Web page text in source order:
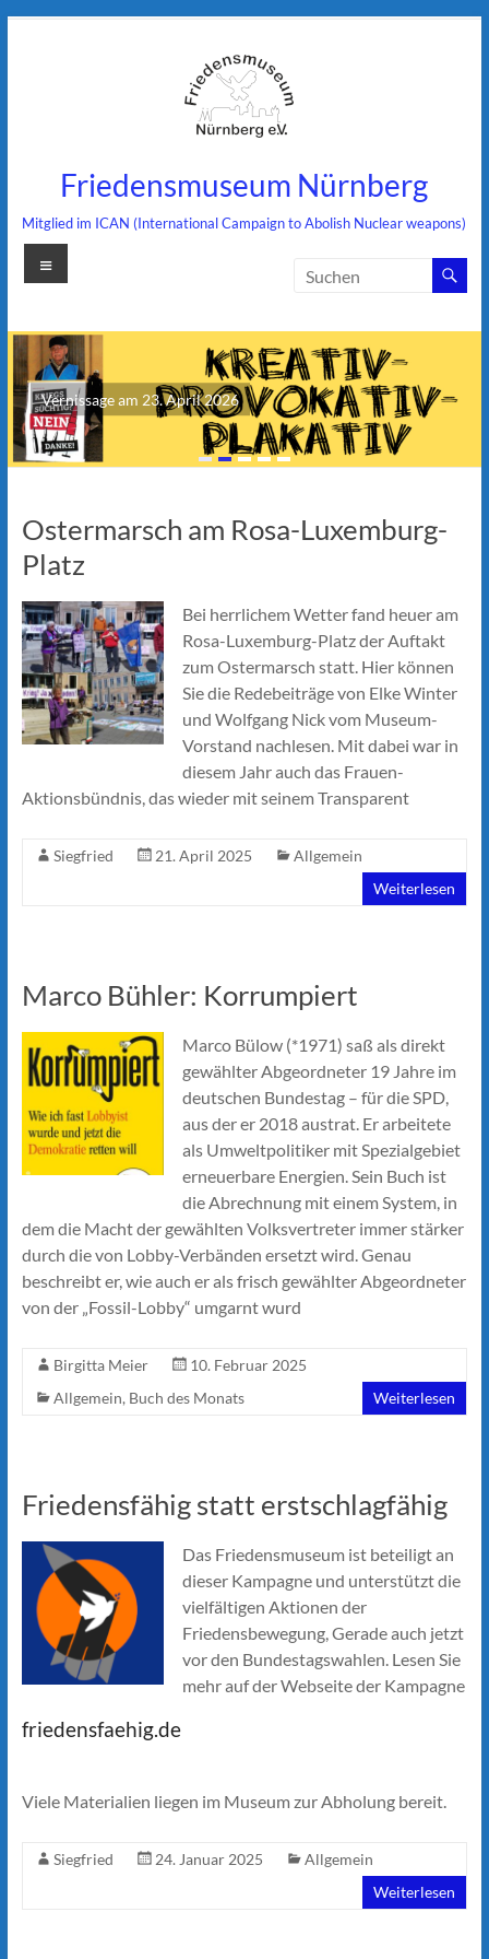
Friedensmuseum Nürnberg
Mitglied im ICAN (International Campaign to Abolish Nuclear weapons)
Menü
Vernissage am 23. April 2026
Ostermarsch am Rosa-Luxemburg-
Platz
Bei herrlichem Wetter fand heuer am
Rosa-Luxemburg-Platz der Auftakt
zum Ostermarsch statt. Hier können
Sie die Redebeiträge von Elke Winter
und Wolfgang Nick vom Museum-
Vorstand nachlesen. Mit dabei war in
diesem Jahr auch das Frauen-
Aktionsbündnis, das wieder mit seinem Transparent
Siegfried 21. April 2025
Allgemein
Weiterlesen
Marco Bühler: Korrumpiert
Marco Bülow (*1971) saß als direkt
gewählter Abgeordneter 19 Jahre im
deutschen Bundestag – für die SPD,
aus der er 2018 austrat. Er arbeitete
als Umweltpolitiker mit Spezialgebiet
erneuerbare Energien. Sein Buch ist
die Abrechnung mit einem System, in
dem die Macht der gewählten Volksvertreter immer stärker
durch die von Lobby-Verbänden ersetzt wird. Genau
beschreibt er, wie auch er als frisch gewählter Abgeordneter
von der „Fossil-Lobby“ umgarnt wurd
Birgitta Meier
10. Februar 2025
Allgemein, Buch des Monats Weiterlesen
Friedensfähig statt erstschlagfähig
Das Friedensmuseum ist beteiligt an
dieser Kampagne und unterstützt die
vielfältigen Aktionen der
Friedensbewegung, Gerade auch jetzt
vor den Bundestagswahlen. Lesen Sie
mehr auf der Webseite der Kampagne
friedensfaehig.de
Viele Materialien liegen im Museum zur Abholung bereit.
Siegfried 24. Januar 2025
Allgemein
Weiterlesen